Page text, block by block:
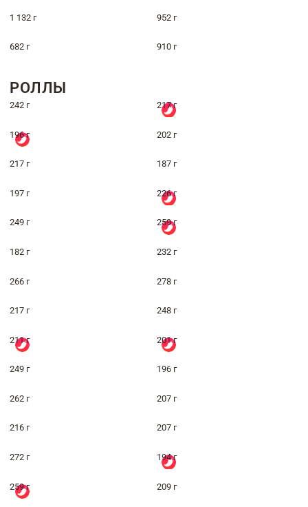
1 132 г 952 г
682 г 910 г
РОЛЛЫ
242 г 217 г
196 г 202 г
217 г 187 г
197 г 226 г
249 г 259 г
182 г 232 г
266 г 278 г
217 г 248 г
211 г 201 г
249 г 196 г
262 г 207 г
216 г 207 г
272 г 194 г
259 г 209 г